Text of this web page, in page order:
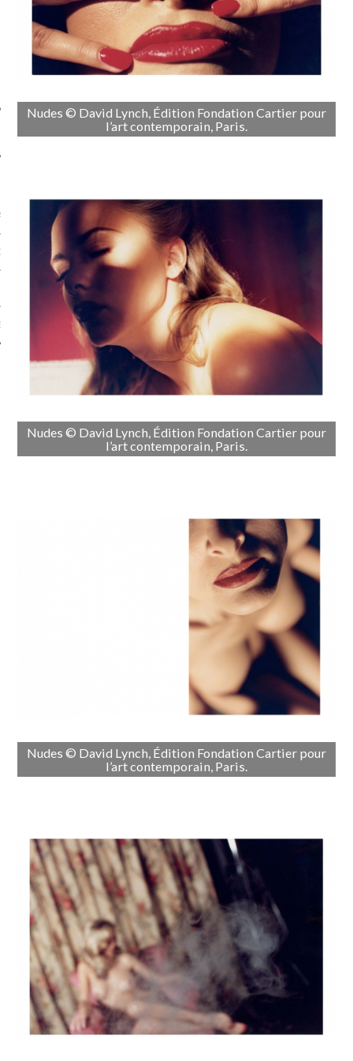
SUIVEZ-NOUS
CARAVELLE
PODCAST
Nudes © David Lynch, Édition Fondation Cartier pour
l’art contemporain, Paris.
Nudes © David Lynch, Édition Fondation Cartier pour
l’art contemporain, Paris.
Nudes © David Lynch, Édition Fondation Cartier pour
l’art contemporain, Paris.